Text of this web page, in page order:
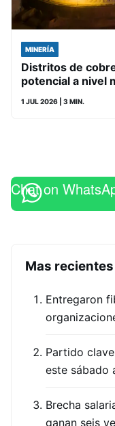
MINERÍA
Distritos de
potencial a nivel
1 JUL 2026 | 3 MIN.
Chat on
Mas recientes
Entregaron
Partido
este sábado
Brecha
ganan seis